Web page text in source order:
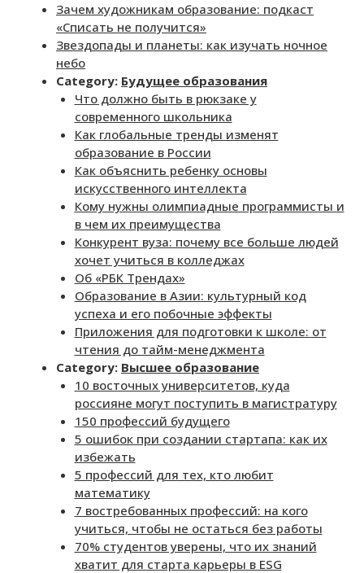
Зачем художникам образование: подкаст
«Списать не получится»
Звездопады и планеты: как изучать ночное
небо
Category: Будущее образования
Что должно быть в рюкзаке у
современного школьника
Как глобальные тренды изменят
образование в России
Как объяснить ребенку основы
искусственного интеллекта
Кому нужны олимпиадные программисты и
в чем их преимущества
Конкурент вуза: почему все больше людей
хочет учиться в колледжах
Об «РБК Трендах»
Образование в Азии: культурный код
успеха и его побочные эффекты
Приложения для подготовки к школе: от
чтения до тайм-менеджмента
Category: Высшее образование
10 восточных университетов, куда
россияне могут поступить в магистратуру
150 профессий будущего
5 ошибок при создании стартапа: как их
избежать
5 профессий для тех, кто любит
математику
7 востребованных профессий: на кого
учиться, чтобы не остаться без работы
70% студентов уверены, что их знаний
хватит для старта карьеры в ESG